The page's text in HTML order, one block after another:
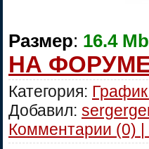
Размер: 16.4 Mb
НА
Категория:
Добавил:
Комментарии (0) |